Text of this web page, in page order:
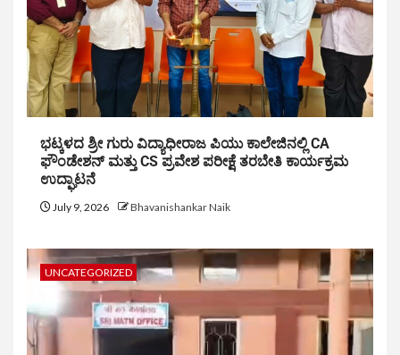
ಭಟ್ಕಳದ ಶ್ರೀ ಗುರು ವಿದ್ಯಾಧೀರಾಜ ಪಿಯು ಕಾಲೇಜಿನಲ್ಲಿ CA
ಫೌಂಡೇಶನ್ ಮತ್ತು CS ಪ್ರವೇಶ ಪರೀಕ್ಷೆ ತರಬೇತಿ ಕಾರ್ಯಕ್ರಮ
ಉದ್ಘಾಟನೆ
July 9, 2026 Bhavanishankar Naik
UNCATEGORIZED